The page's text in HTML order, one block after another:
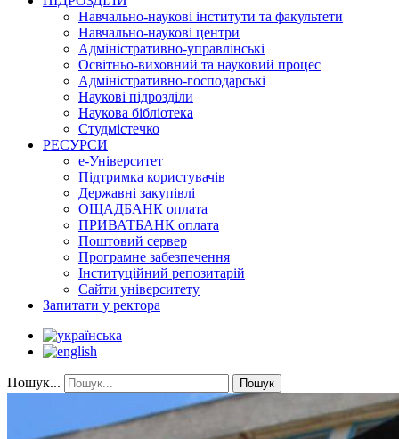
Навчально-наукові інститути та факультети
Навчально-наукові центри
Адміністративно-управлінські
Освітньо-виховний та науковий процес
Адміністративно-господарські
Наукові підрозділи
Наукова бібліотека
Студмістечко
РЕСУРСИ
е-Університет
Підтримка користувачів
Державні закупівлі
ОЩАДБАНК оплата
ПРИВАТБАНК оплата
Поштовий сервер
Програмне забезпечення
Інституційний репозитарій
Сайти університету
Запитати у ректора
Пошук... Пошук